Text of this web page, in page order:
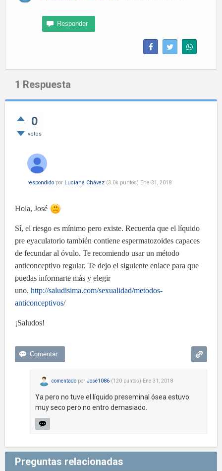
1 Respuesta
0
votos
respondido por Luciana Chávez (3.0k puntos) Ene 31, 2018
Hola, José
Sí, el riesgo es mínimo pero existe. Recuerda que el líquido
pre eyaculatorio también contiene espermatozoides capaces
de fecundar al óvulo. Te recomiendo usar un método
anticonceptivo regular. Te dejo el siguiente enlace para que
puedas informarte más y elegir
uno. http://saludisima.com/sexualidad/metodos-
anticonceptivos/
¡Saludos!
comentado por José1086 (120 puntos) Ene 31, 2018
Ya pero no tuve el líquido preseminal ósea estuvo
muy seco pero no entro demasiado.
Preguntas relacionadas